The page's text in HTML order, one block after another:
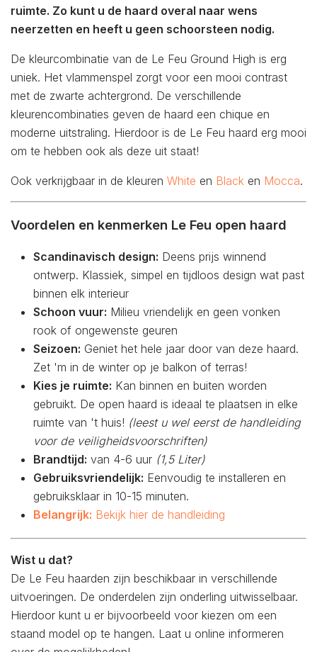
ruimte. Zo kunt u de haard overal naar wens
neerzetten en heeft u geen schoorsteen nodig.
De kleurcombinatie van de Le Feu Ground High is erg
uniek. Het vlammenspel zorgt voor een mooi contrast
met de zwarte achtergrond. De verschillende
kleurencombinaties geven de haard een chique en
moderne uitstraling. Hierdoor is de Le Feu haard erg mooi
om te hebben ook als deze uit staat!
Ook verkrijgbaar in de kleuren White en Black en Mocca.
Voordelen en kenmerken Le Feu open haard
Scandinavisch design: Deens prijs winnend
ontwerp. Klassiek, simpel en tijdloos design wat past
binnen elk interieur
Schoon vuur: Milieu vriendelijk en geen vonken
rook of ongewenste geuren
Seizoen: Geniet het hele jaar door van deze haard.
Zet 'm in de winter op je balkon of terras!
Kies je ruimte: Kan binnen en buiten worden
gebruikt. De open haard is ideaal te plaatsen in elke
ruimte van 't huis! (leest u wel eerst de handleiding
voor de veiligheidsvoorschriften)
Brandtijd: van 4-6 uur (1,5 Liter)
Gebruiksvriendelijk: Eenvoudig te installeren en
gebruiksklaar in 10-15 minuten.
Belangrijk: Bekijk hier de handleiding
Wist u dat?
De Le Feu haarden zijn beschikbaar in verschillende
uitvoeringen. De onderdelen zijn onderling uitwisselbaar.
Hierdoor kunt u er bijvoorbeeld voor kiezen om een
staand model op te hangen. Laat u online informeren